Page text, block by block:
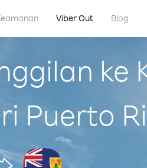
Viber Out Blog
ke
Puerto